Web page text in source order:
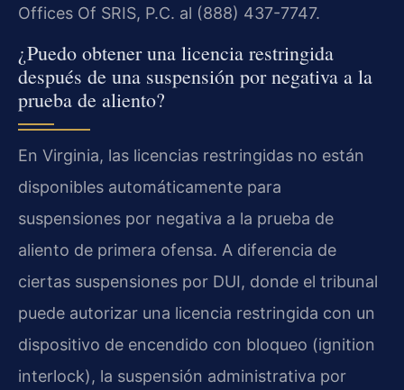
Offices Of SRIS, P.C. al (888) 437-7747.
¿Puedo obtener una licencia restringida
después de una suspensión por negativa a la
prueba de aliento?
En Virginia, las licencias restringidas no están
disponibles automáticamente para
suspensiones por negativa a la prueba de
aliento de primera ofensa. A diferencia de
ciertas suspensiones por DUI, donde el tribunal
puede autorizar una licencia restringida con un
dispositivo de encendido con bloqueo (ignition
interlock), la suspensión administrativa por